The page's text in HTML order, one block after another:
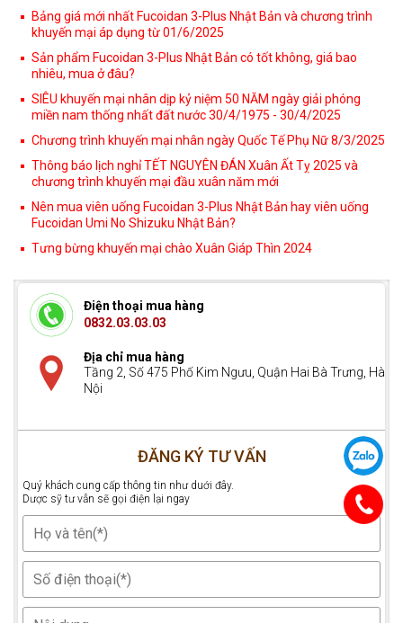
Bảng giá mới nhất Fucoidan 3-Plus Nhật Bản và chương trình
khuyến mại áp dụng từ 01/6/2025
Sản phẩm Fucoidan 3-Plus Nhật Bản có tốt không, giá bao
nhiêu, mua ở đâu?
SIÊU khuyến mại nhân dịp kỷ niệm 50 NĂM ngày giải phóng
miền nam thống nhất đất nước 30/4/1975 - 30/4/2025
Chương trình khuyến mại nhân ngày Quốc Tế Phụ Nữ 8/3/2025
Thông báo lịch nghỉ TẾT NGUYÊN ĐÁN Xuân Ất Tỵ 2025 và
chương trình khuyến mại đầu xuân năm mới
Nên mua viên uống Fucoidan 3-Plus Nhật Bản hay viên uống
Fucoidan Umi No Shizuku Nhật Bản?
Tưng bừng khuyến mại chào Xuân Giáp Thìn 2024
Điện thoại mua hàng
0832.03.03.03
Địa chỉ mua hàng
Tầng 2, Số 475 Phố Kim Ngưu, Quận Hai Bà Trưng, Hà
Nội
ĐĂNG KÝ TƯ VẤN
Quý khách cung cấp thông tin như duới đây.
Dược sỹ tư vẫn sẽ gọi điện lại ngay